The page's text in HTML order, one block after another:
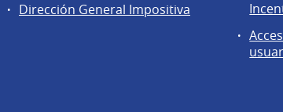
Dirección General Impositiva